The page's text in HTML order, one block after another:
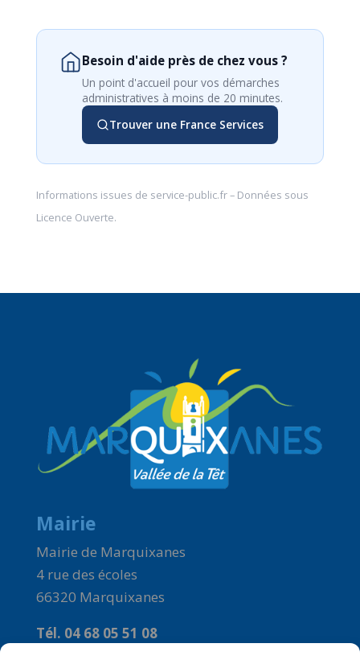
Besoin d'aide près de chez vous ?
Un point d'accueil pour vos démarches
administratives à moins de 20 minutes.
Trouver une France Services
Informations issues de service-public.fr– Données sous
Licence Ouverte.
Mairie
Mairie de Marquixanes
4 rue des écoles
66320 Marquixanes
Tél. 04 68 05 51 08